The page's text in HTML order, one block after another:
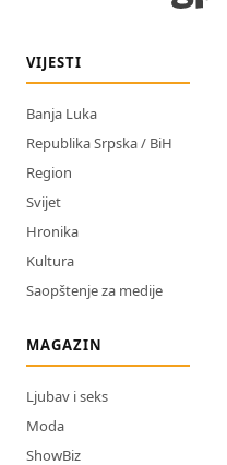
VIJESTI
Banja Luka
Republika Srpska / BiH
Region
Svijet
Hronika
Kultura
Saopštenje za medije
MAGAZIN
Ljubav i seks
Moda
ShowBiz